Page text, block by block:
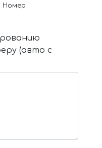
Номер
(авто с